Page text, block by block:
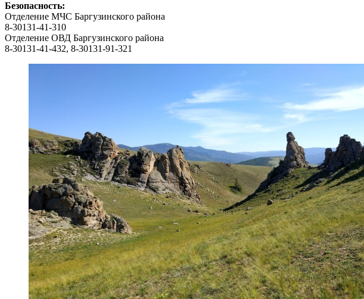
Безопасность:
Отделение МЧС Баргузинского района
8-30131-41-310
Отделение ОВД Баргузинского района
8-30131-41-432, 8-30131-91-321